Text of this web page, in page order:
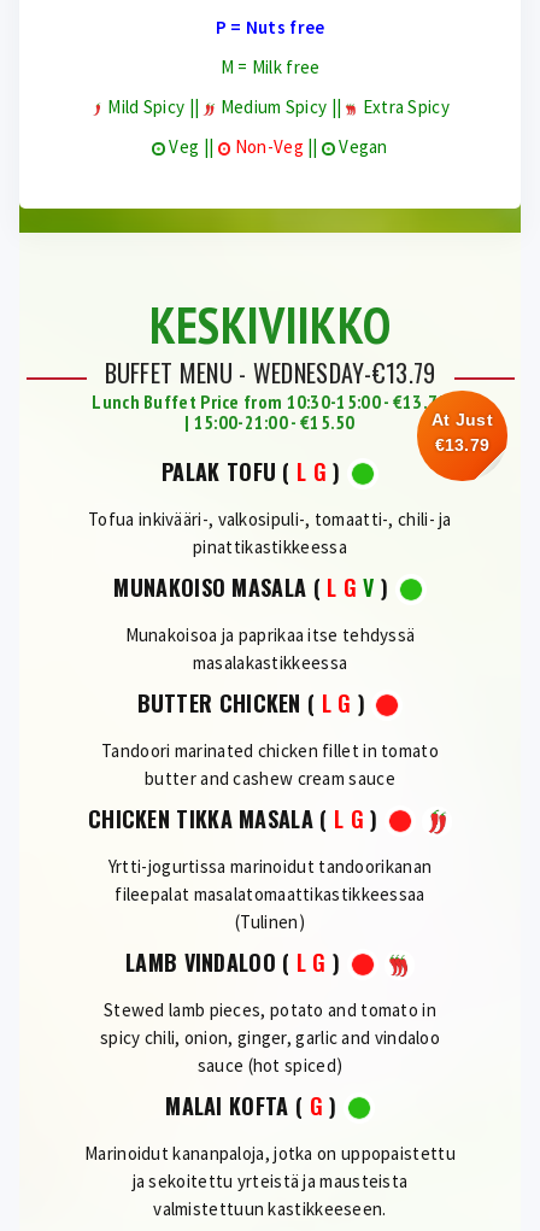
P = Nuts free
M = Milk free
Mild Spicy ||
Medium Spicy ||
Extra Spicy
Veg ||
Non-Veg || Vegan
KESKIVIIKKO
BUFFET MENU - WEDNESDAY-€13.79
Lunch Buffet Price from 10:30-15:00 - €13.79
| 15:00-21:00 - €15.50
At Just
€13.79
PALAK TOFU ( L G )
Tofua inkivääri-, valkosipuli-, tomaatti-, chili- ja
pinattikastikkeessa
MUNAKOISO MASALA ( L G V )
Munakoisoa ja paprikaa itse tehdyssä
masalakastikkeessa
BUTTER CHICKEN ( L G )
Tandoori marinated chicken fillet in tomato
butter and cashew cream sauce
CHICKEN TIKKA MASALA( L G )
Yrtti-jogurtissa marinoidut tandoorikanan
fileepalat masalatomaattikastikkeessaa
(Tulinen)
LAMB VINDALOO ( L G )
Stewed lamb pieces, potato and tomato in
spicy chili, onion, ginger, garlic and vindaloo
sauce (hot spiced)
MALAI KOFTA ( G )
Marinoidut kananpaloja, jotka on uppopaistettu
ja sekoitettu yrteistä ja mausteista
valmistettuun kastikkeeseen.